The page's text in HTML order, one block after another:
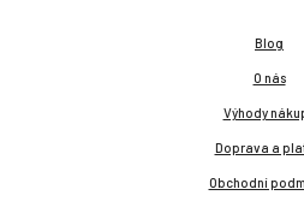
Blog
O nás
Výhody
Doprava a
Obchodní